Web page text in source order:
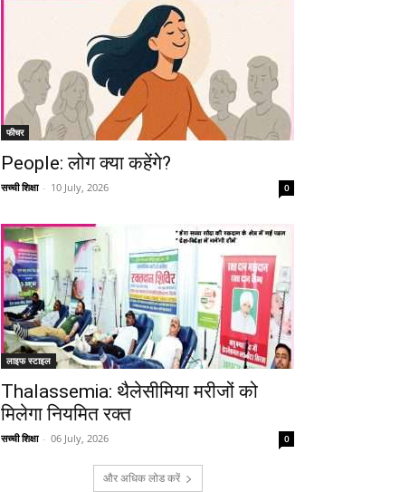
Telegram Copy URL
फीचर
People: लोग क्या कहेंगे?
सच्ची शिक्षा - 10 July, 2026 0
लाइफ स्टाइल
Thalassemia: थैलेसीमिया मरीजों को
मिलेगा नियमित रक्त
सच्ची शिक्षा - 06 July, 2026 0
और अधिक लोड करें